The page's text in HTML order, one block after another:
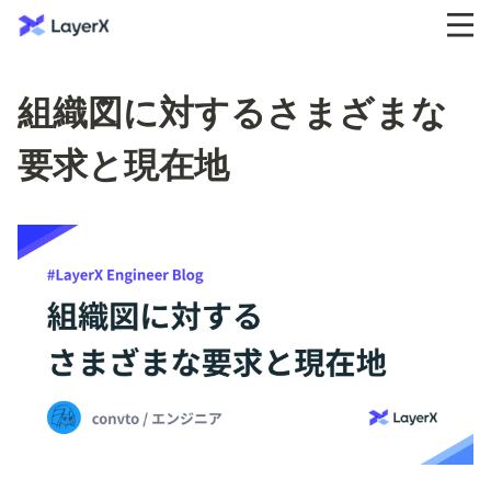
組織図に対するさまざまな
要求と現在地